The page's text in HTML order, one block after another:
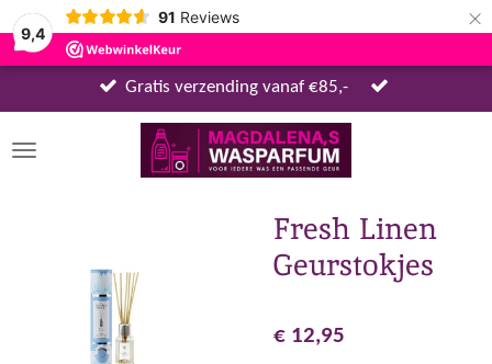
9,4
91 Reviews ×
Gratis verzending vanaf €85,-
Fresh Linen
Geurstokjes
€ 12,95